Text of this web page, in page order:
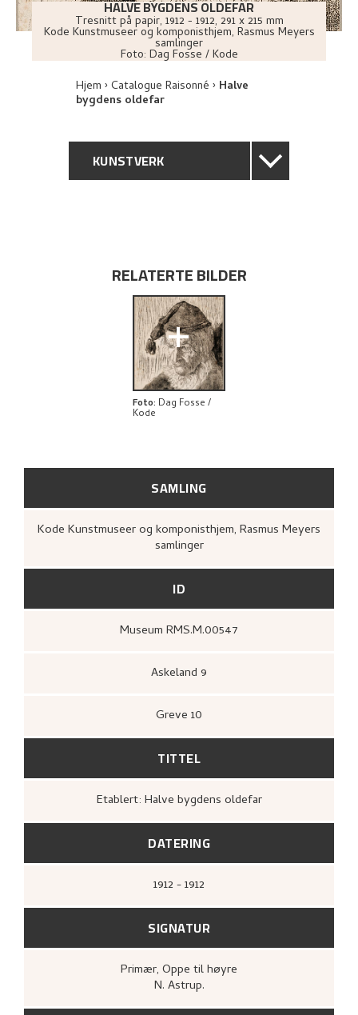
HALVE BYGDENS OLDEFAR
Tresnitt på papir, 1912 - 1912, 291 x 215 mm
Kode Kunstmuseer og komponisthjem, Rasmus Meyers
samlinger
Foto: Dag Fosse / Kode
Hjem Catalogue Raisonné Halve
bygdens oldefar
KUNSTVERK
PROVENIENS
UTSTILLINGSHISTORIE
BIBLIOGRAFI
UTFORSK
SAMLING
Kode Kunstmuseer og komponisthjem, Rasmus Meyers
samlinger
ID
Museum RMS.M.00547
Askeland 9
Greve 10
TITTEL
Etablert: Halve bygdens oldefar
DATERING
1912 - 1912
SIGNATUR
Primær, Oppe til høyre
N. Astrup.
RELATERTE BILDER
+
Foto: Dag Fosse /
Kode